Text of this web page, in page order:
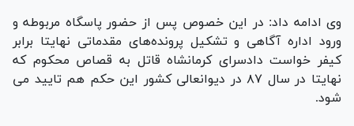
وی ادامه داد: در این خصوص پس از حضور پاسگاه مربوطه و
ورود اداره آگاهی و تشکیل پرونده‌های مقدماتی نهایتا برابر
کیفر خواست دادسرای کرمانشاه قاتل به قصاص محکوم که
نهایتا در سال ۸۷ در دیوانعالی کشور این حکم هم تایید می‌
شود.